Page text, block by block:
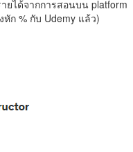
ยได้จากการสอนบน platform
ก % กับ Udemy แล้ว)